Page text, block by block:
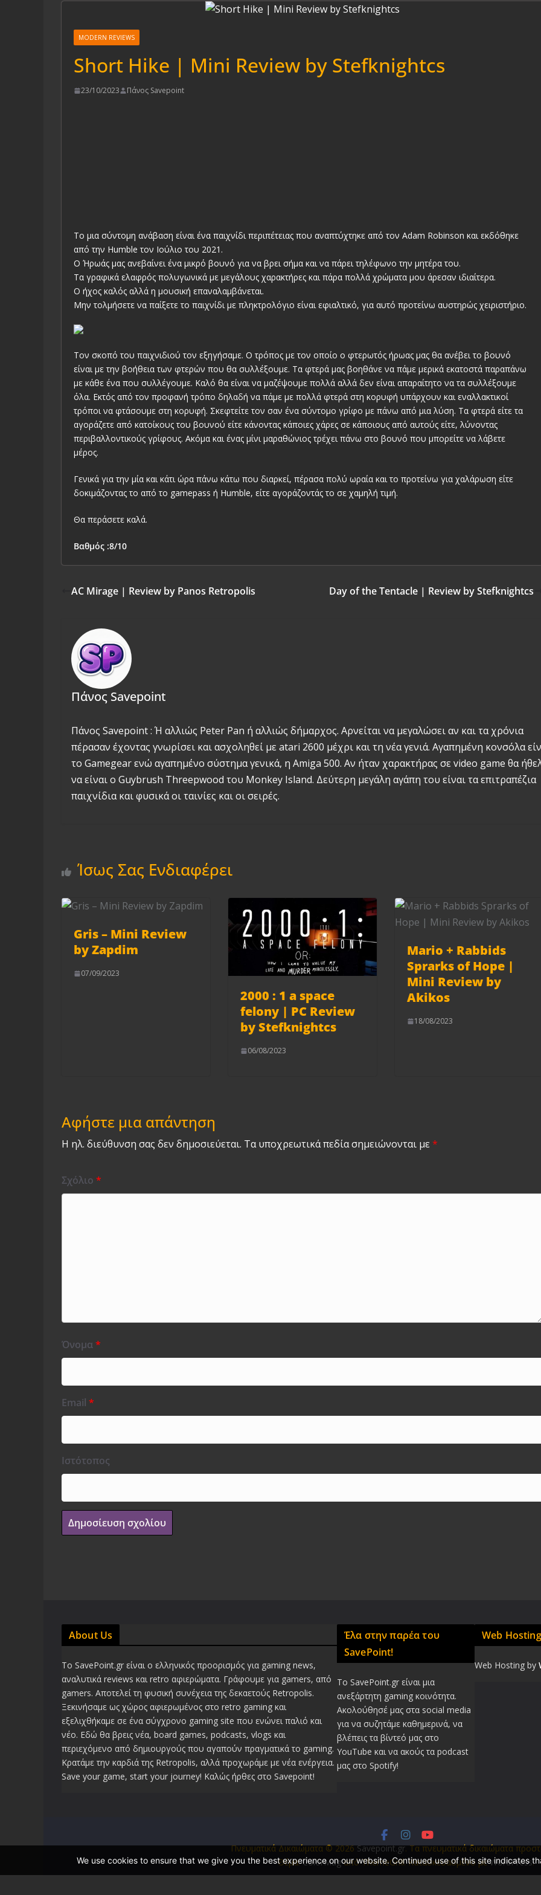
MODERN REVIEWS
Short Hike | Mini Review by Stefknightcs
23/10/2023 Πάνος Savepoint
Το μια σύντομη ανάβαση είναι ένα παιχνίδι περιπέτειας που αναπτύχτηκε από τον Adam Robinson και εκδόθηκε
από την Humble τον Ιούλιο του 2021.
Ο Ήρωάς μας ανεβαίνει ένα μικρό βουνό για να βρει σήμα και να πάρει τηλέφωνο την μητέρα του.
Τα γραφικά ελαφρός πολυγωνικά με μεγάλους χαρακτήρες και πάρα πολλά χρώματα μου άρεσαν ιδιαίτερα.
Ο ήχος καλός αλλά η μουσική επαναλαμβάνεται.
Μην τολμήσετε να παίξετε το παιχνίδι με πληκτρολόγιο είναι εφιαλτικό, για αυτό προτείνω αυστηρώς χειριστήριο.
Τον σκοπό του παιχνιδιού τον εξηγήσαμε. Ο τρόπος με τον οποίο ο φτερωτός ήρωας μας θα ανέβει το βουνό
είναι με την βοήθεια των φτερών που θα συλλέξουμε. Τα φτερά μας βοηθάνε να πάμε μερικά εκατοστά παραπάνω
με κάθε ένα που συλλέγουμε. Καλό θα είναι να μαζέψουμε πολλά αλλά δεν είναι απαραίτητο να τα συλλέξουμε
όλα. Εκτός από τον προφανή τρόπο δηλαδή να πάμε με πολλά φτερά στη κορυφή υπάρχουν και εναλλακτικοί
τρόποι να φτάσουμε στη κορυφή. Σκεφτείτε τον σαν ένα σύντομο γρίφο με πάνω από μια λύση. Τα φτερά είτε τα
αγοράζετε από κατοίκους του βουνού είτε κάνοντας κάποιες χάρες σε κάποιους από αυτούς είτε, λύνοντας
περιβαλλοντικούς γρίφους. Ακόμα και ένας μίνι μαραθώνιος τρέχει πάνω στο βουνό που μπορείτε να λάβετε
μέρος.
Γενικά για την μία και κάτι ώρα πάνω κάτω που διαρκεί, πέρασα πολύ ωραία και το προτείνω για χαλάρωση είτε
δοκιμάζοντας το από το gamepass ή Humble, είτε αγοράζοντάς το σε χαμηλή τιμή.
Θα περάσετε καλά.
Βαθμός :8/10
AC Mirage | Review by Panos Retropolis Day of the Tentacle | Review by Stefknightcs
Πάνος Savepoint
Πάνος Savepoint : Ή αλλιώς Peter Pan ή αλλιώς δήμαρχος. Αρνείται να μεγαλώσει αν και τα χρόνια
πέρασαν έχοντας γνωρίσει και ασχοληθεί με atari 2600 μέχρι και τη νέα γενιά. Αγαπημένη κονσόλα
το Gamegear ενώ αγαπημένο σύστημα γενικά, η Amiga 500. Αν ήταν χαρακτήρας σε video game θα
να είναι ο Guybrush Threepwood του Monkey Island. Δεύτερη μεγάλη αγάπη του είναι τα επιτραπέζια
παιχνίδια και φυσικά οι ταινίες και οι σειρές.
Ίσως Σας Ενδιαφέρει
Gris – Mini Review
by Zapdim
07/09/2023
2000 : 1 a space
felony | PC Review
by Stefknightcs
06/08/2023
Mario + Rabbids
Sprarks of Hope |
Mini Review by
Akikos
18/08/2023
Αφήστε μια απάντηση
Η ηλ. διεύθυνση σας δεν δημοσιεύεται. Τα υποχρεωτικά πεδία σημειώνονται με*
Σχόλιο *
Όνομα*
Email *
Ιστότοπος
About Us
Το SavePoint.gr είναι ο ελληνικός προορισμός για gaming news,
αναλυτικά reviews και retro αφιερώματα. Γράφουμε για gamers, από
gamers. Αποτελεί τη φυσική συνέχεια της δεκαετούς Retropolis.
Ξεκινήσαμε ως χώρος αφιερωμένος στο retro gaming και
εξελιχθήκαμε σε ένα σύγχρονο gaming site που ενώνει παλιό και
νέο. Εδώ θα βρεις νέα, board games, podcasts, vlogs και
περιεχόμενο από δημιουργούς που αγαπούν πραγματικά το gaming.
Κρατάμε την καρδιά της Retropolis, αλλά προχωράμε με νέα ενέργεια.
Save your game, start your journey! Καλώς ήρθες στο Savepoint!
Έλα στην παρέα του
SavePoint!
Το SavePoint.gr είναι μια
ανεξάρτητη gaming κοινότητα.
Ακολούθησέ μας στα social media
για να συζητάμε καθημερινά, να
βλέπεις τα βίντεό μας στο
YouTube και να ακούς τα podcast
μας στο Spotify!
Web Hosting
Web Hosting by
Πνευματικά Δικαιώματα © 2026Savepoint.gr. Τα πνευματικά δικαιώματα
Θέμα:ColorMagαπό ThemeGrill. Κατασκευασμένο μεWordPress.
We use cookies to ensure that we give you the best experience on our website. Continued use of this site indicates